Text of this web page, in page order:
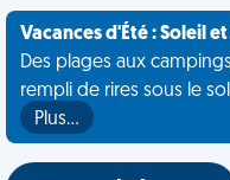
Vacances d'Été : Soleil
Des plages aux
rempli de rires sous le
Plus…